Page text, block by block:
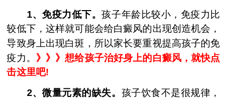
1、免疫力低下。孩子年龄比较小，免疫力比
较低下，这样就可能会给白癜风的出现创造机会，
导致身上出现白斑，所以家长要重视提高孩子的免
疫力。 》》》想给孩子治好身上的白癜风，就快点
击这里吧!
2、微量元素的缺失。 孩子饮食不是很规律，